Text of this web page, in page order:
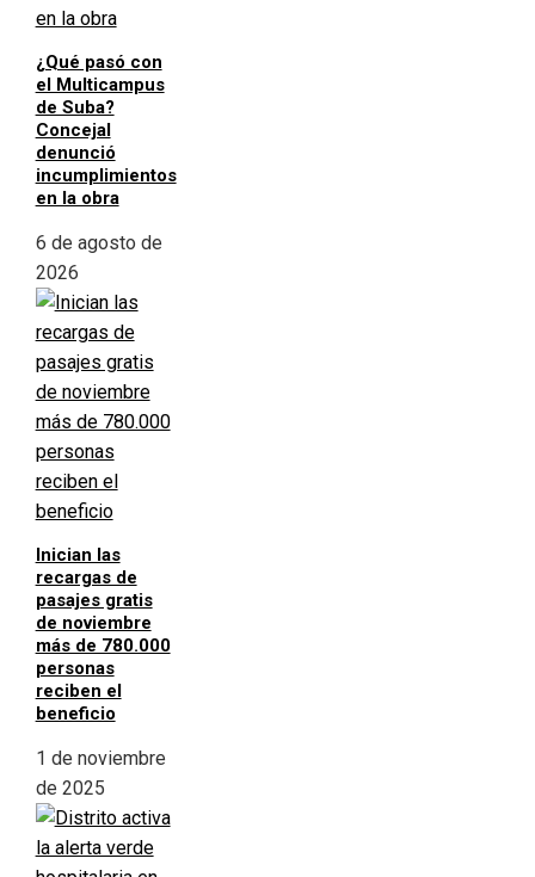
¿Qué pasó con
el Multicampus
de Suba?
Concejal
denunció
incumplimientos
en la obra
6 de agosto de
2026
Inician las
recargas de
pasajes gratis
de noviembre
más de 780.000
personas
reciben el
beneficio
1 de noviembre
de 2025